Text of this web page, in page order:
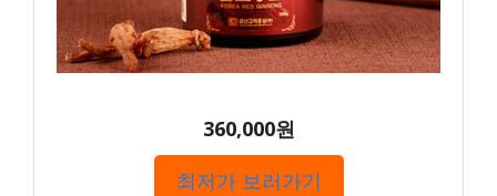
360,000원
최저가 보러가기